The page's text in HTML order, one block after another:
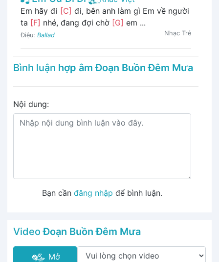
Em hãy đi [C] đi, bên anh làm gì Em về người
ta [F] nhé, đang đợi chờ [G] em ...
Điệu: Ballad Nhạc Trẻ
Bình luận hợp âm Đoạn Buồn Đêm Mưa
Nội dung:
Bạn cần đăng nhập để bình luận.
VideoĐoạn Buồn Đêm Mưa
Mở